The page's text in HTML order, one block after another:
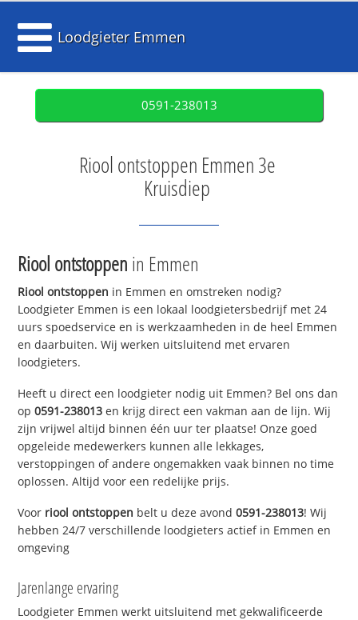
Loodgieter Emmen
0591-238013
Riool ontstoppen Emmen 3e
Kruisdiep
Riool ontstoppen in Emmen
Riool ontstoppen in Emmen en omstreken nodig?
Loodgieter Emmen is een lokaal loodgietersbedrijf met 24
uurs spoedservice en is werkzaamheden in de heel Emmen
en daarbuiten. Wij werken uitsluitend met ervaren
loodgieters.
Heeft u direct een loodgieter nodig uit Emmen? Bel ons dan
op0591-238013 en krijg direct een vakman aan de lijn. Wij
zijn vrijwel altijd binnen één uur ter plaatse! Onze goed
opgeleide medewerkers kunnen alle lekkages,
verstoppingen of andere ongemakken vaak binnen no time
oplossen. Altijd voor een redelijke prijs.
Voor riool ontstoppen belt u deze avond0591-238013! Wij
hebben 24/7 verschillende loodgieters actief in Emmen en
omgeving
Jarenlange ervaring
Loodgieter Emmen werkt uitsluitend met gekwalificeerde